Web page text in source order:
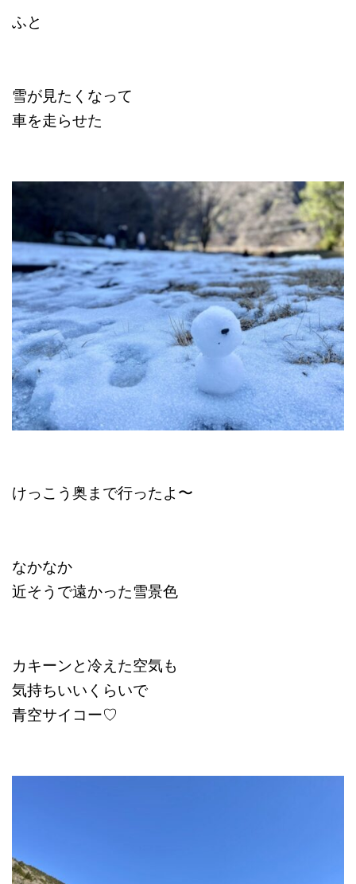
ふと
雪が見たくなって
車を走らせた
けっこう奥まで行ったよ〜
なかなか
近そうで遠かった雪景色
カキーンと冷えた空気も
気持ちいいくらいで
青空サイコー♡